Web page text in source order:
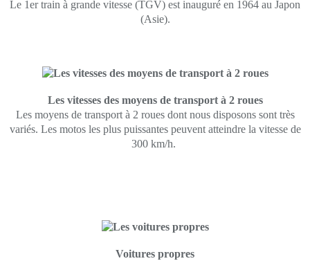
Le 1er train à grande vitesse (TGV) est inauguré en 1964 au Japon
(Asie).
Les vitesses des moyens de transport à 2 roues
Les moyens de transport à 2 roues dont nous disposons sont très
variés. Les motos les plus puissantes peuvent atteindre la vitesse de
300 km/h.
Voitures propres